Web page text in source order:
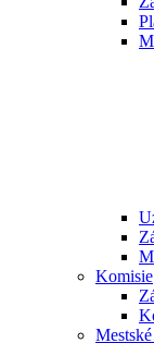
Komisie